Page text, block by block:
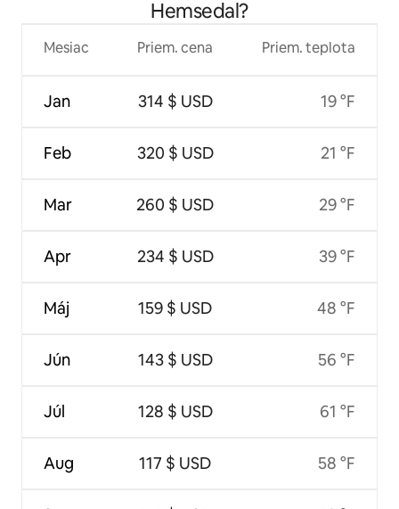
Hemsedal?
Mesiac
Jan
Feb
Mar
Apr
Máj
Jún
Júl
Aug
Priem. cena
314 $ USD
320 $ USD
260 $ USD
234 $ USD
159 $ USD
143 $ USD
128 $ USD
117 $ USD
Priem. teplota
19 °F
21 °F
29 °F
39 °F
48 °F
56 °F
61 °F
58 °F